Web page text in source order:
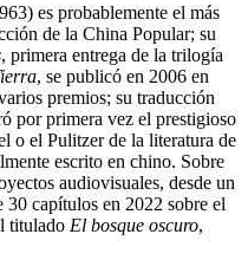
es probablemente el más
de la China Popular; su
, primera entrega de la trilogía
, se publicó en 2006 en
premios; su traducción
por primera vez el prestigioso
o el Pulitzer de la literatura de
escrito en chino. Sobre
audiovisuales, desde un
30 capítulos en 2022 sobre el
titulado El bosque oscuro,